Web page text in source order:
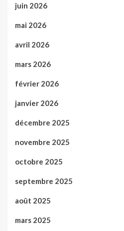
juin 2026
mai 2026
avril 2026
mars 2026
février 2026
janvier 2026
décembre 2025
novembre 2025
octobre 2025
septembre 2025
août 2025
mars 2025